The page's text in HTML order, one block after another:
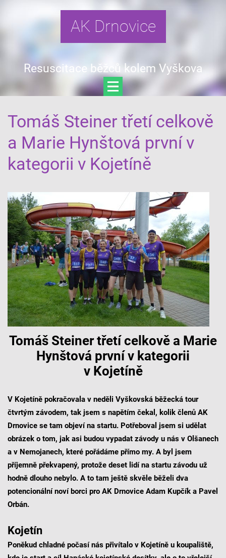
AK Drnovice
Resuscitace běžců kolem Vyškova
Tomáš Steiner třetí celkově
a Marie Hynštová první v
kategorii v Kojetíně
Tomáš Steiner třetí celkově a Marie
Hynštová první v kategorii
v Kojetíně
V Kojetíně pokračovala v neděli Vyškovská běžecká tour
čtvrtým závodem, tak jsem s napětím čekal, kolik členů AK
Drnovice se tam objeví na startu. Potřeboval jsem si udělat
obrázek o tom, jak asi budou vypadat závody u nás v Olšanech
a v Nemojanech, které pořádáme přímo my. A byl jsem
příjemně překvapený, protože deset lidí na startu závodu už
hodně dlouho nebylo. A to tam ještě skvěle běželi dva
potencionální noví borci pro AK Drnovice Adam Kupčík a Pavel
Orbán.
Kojetín
Poněkud chladné počasí nás přivítalo v Kojetíně u koupaliště,